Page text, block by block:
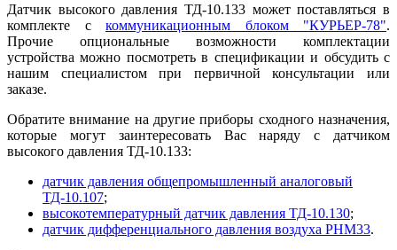
Датчик высокого давления ТД-10.133 может поставляться в
комплекте с коммуникационным блоком "КУРЬЕР-78".
Прочие опциональные возможности комплектации
устройства можно посмотреть в спецификации и обсудить с
нашим специалистом при первичной консультации или
заказе.
Обратите внимание на другие приборы сходного назначения,
которые могут заинтересовать Вас наряду с датчиком
высокого давления ТД-10.133:
датчик давления общепромышленный аналоговый
ТД-10.107;
высокотемпературный датчик давления ТД-10.130;
датчик дифференциального давления воздуха PHM33.